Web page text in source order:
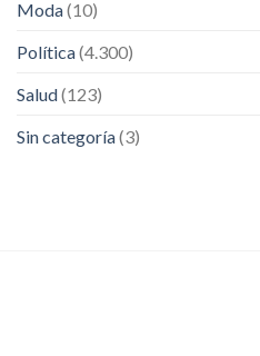
Moda(10)
Política(4.300)
Salud(123)
Sin categoría(3)